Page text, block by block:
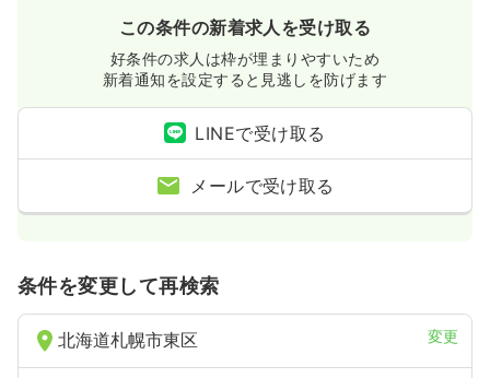
この条件の新着求人を受け取る
好条件の求人は枠が埋まりやすいため
新着通知を設定すると見逃しを防げます
LINEで受け取る
メールで受け取る
条件を変更して再検索
北海道札幌市東区 変更